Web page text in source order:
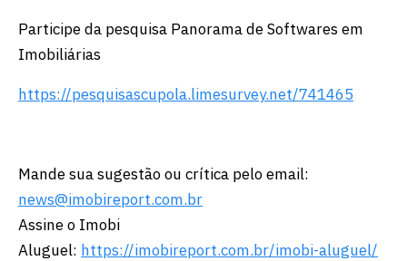
Participe da pesquisa Panorama de Softwares em
Imobiliárias
https://pesquisascupola.limesurvey.net/741465
Mande sua sugestão ou crítica pelo email:
news@imobireport.com.br
Assine o Imobi
Aluguel: https://imobireport.com.br/imobi-aluguel/